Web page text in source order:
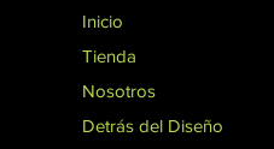
Inicio
Tienda
Nosotros
Detrás del Diseño